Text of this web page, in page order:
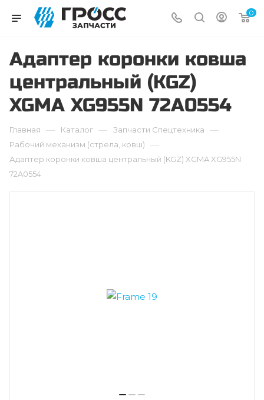
0
Адаптер коронки ковша
центральный (KGZ)
XGMA XG955N 72A0554
Главная — Каталог — Запчасти Cпецтехника —
Рабочий механизм (стрела, ковш) —
Адаптер коронки ковша центральный (KGZ) XGMA XG955N
72A0554